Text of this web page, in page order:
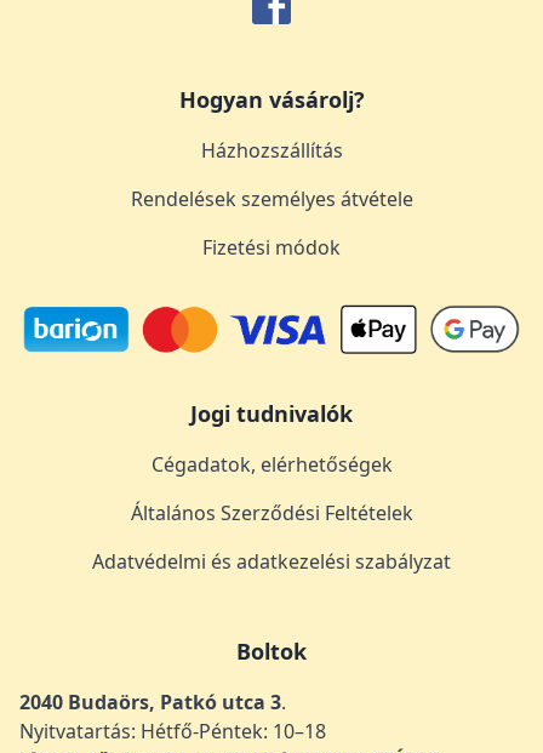
Hogyan vásárolj?
Házhozszállítás
Rendelések személyes átvétele
Fizetési módok
Jogi tudnivalók
Cégadatok, elérhetőségek
Általános Szerződési Feltételek
Adatvédelmi és adatkezelési szabályzat
Boltok
2040 Budaörs, Patkó utca 3.
Nyitvatartás: Hétfő-Péntek: 10–18